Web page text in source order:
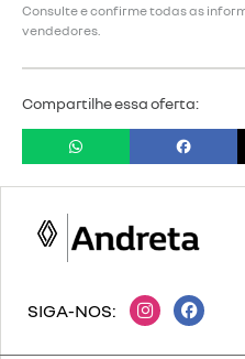
Consulte e confirme todas as
vendedores.
Compartilhe essa oferta:
SIGA-NOS: